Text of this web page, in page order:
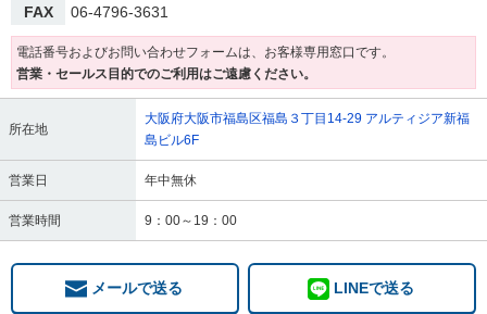
FAX
06-4796-3631
電話番号およびお問い合わせフォームは、お客様専用窓口です。
営業・セールス目的でのご利用はご遠慮ください。
所在地
大阪府大阪市福島区福島３丁目14-29 アルティジア新福
島ビル6F
営業日 年中無休
営業時間 9：00～19：00
メールで送る LINEで送る